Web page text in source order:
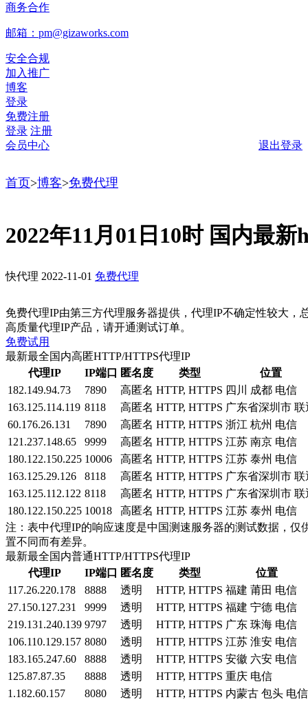
商务合作
邮箱：pm@gizaworks.com
安全合规
加入推广
博客
登录
免费注册
登录 注册
会员中心
退出登录
首页>博客>免费代理
2022年11月01日10时 国内最
快代理 2022-11-01 免费代理
免费代理IP由第三方代理服务器提供，代理IP不确定性较大，
高质量代理IP产品，请开通测试订单。
免费试用
最新最全国内高匿HTTP/HTTPS代理IP
代理IP
IP端口 匿名度 类型
位置
182.149.94.73
7890 高匿名 HTTP, HTTPS 四川 成都 电信
163.125.114.119 8118 高匿名 HTTP, HTTPS 广东省深圳市 联
60.176.26.131
7890 高匿名 HTTP, HTTPS 浙江 杭州 电信
121.237.148.65
9999 高匿名 HTTP, HTTPS 江苏 南京 电信
180.122.150.225 10006 高匿名 HTTP, HTTPS 江苏 泰州 电信
163.125.29.126
8118 高匿名 HTTP, HTTPS 广东省深圳市 联
163.125.112.122 8118 高匿名 HTTP, HTTPS 广东省深圳市 联
180.122.150.225 10018 高匿名 HTTP, HTTPS 江苏 泰州 电信
注：表中代理IP的响应速度是中国测速服务器的测试数据，
置不同而有差异。
最新最全国内普通HTTP/HTTPS代理IP
代理IP
IP端口 匿名度 类型
位置
117.26.220.178
8888 透明 HTTP, HTTPS 福建 莆田 电信
27.150.127.231
9999 透明 HTTP, HTTPS 福建 宁德 电信
219.131.240.139 9797 透明 HTTP, HTTPS 广东 珠海 电信
106.110.129.157 8080 透明 HTTP, HTTPS 江苏 淮安 电信
183.165.247.60
8888 透明 HTTP, HTTPS 安徽 六安 电信
125.87.87.35
8888 透明 HTTP, HTTPS 重庆 电信
1.182.60.157
8080 透明 HTTP, HTTPS 内蒙古 包头 电信